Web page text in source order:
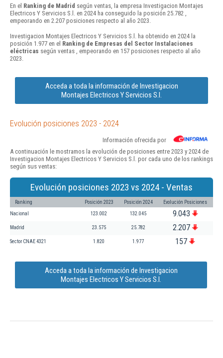
En el Ranking de Madrid según ventas, la empresa Investigacion Montajes
Electricos Y Servicios S.l. en 2024 ha conseguido la posición 25.782 ,
empeorando en 2.207 posiciones respecto al año 2023.
Investigacion Montajes Electricos Y Servicios S.l. ha obtenido en 2024 la
posición 1.977 en el Ranking de Empresas del Sector Instalaciones
eléctricas según ventas , empeorando en 157 posiciones respecto al año
2023.
Acceda a toda la información de Investigacion
Montajes Electricos Y Servicios S.l.
Evolución posiciones 2023 - 2024
Información ofrecida por
A continuación le mostramos la evolución de posiciones entre 2023 y 2024 de
Investigacion Montajes Electricos Y Servicios S.l. por cada uno de los rankings
según sus ventas:
Evolución posiciones 2023 vs 2024 - Ventas
Ranking Posición 2023 Posición 2024 Evolución Posiciones
Nacional 123.002 132.045 9.043
Madrid 23.575 25.782 2.207
Sector CNAE 4321 1.820 1.977 157
Acceda a toda la información de Investigacion
Montajes Electricos Y Servicios S.l.